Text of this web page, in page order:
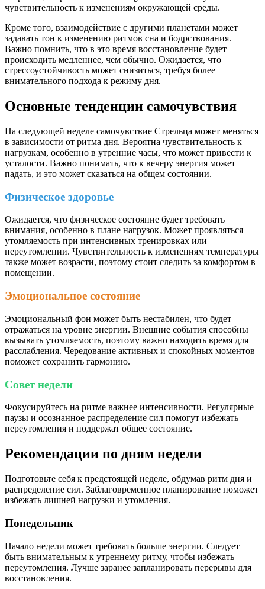
чувствительность к изменениям окружающей среды.
Кроме того, взаимодействие с другими планетами может
задавать тон к изменению ритмов сна и бодрствования.
Важно помнить, что в это время восстановление будет
происходить медленнее, чем обычно. Ожидается, что
стрессоустойчивость может снизиться, требуя более
внимательного подхода к режиму дня.
Основные тенденции самочувствия
На следующей неделе самочувствие Стрельца может меняться
в зависимости от ритма дня. Вероятна чувствительность к
нагрузкам, особенно в утренние часы, что может привести к
усталости. Важно понимать, что к вечеру энергия может
падать, и это может сказаться на общем состоянии.
Физическое здоровье
Ожидается, что физическое состояние будет требовать
внимания, особенно в плане нагрузок. Может проявляться
утомляемость при интенсивных тренировках или
переутомлении. Чувствительность к изменениям температуры
также может возрасти, поэтому стоит следить за комфортом в
помещении.
Эмоциональное состояние
Эмоциональный фон может быть нестабилен, что будет
отражаться на уровне энергии. Внешние события способны
вызывать утомляемость, поэтому важно находить время для
расслабления. Чередование активных и спокойных моментов
поможет сохранить гармонию.
Совет недели
Фокусируйтесь на ритме важнее интенсивности. Регулярные
паузы и осознанное распределение сил помогут избежать
переутомления и поддержат общее состояние.
Рекомендации по дням недели
Подготовьте себя к предстоящей неделе, обдумав ритм дня и
распределение сил. Заблаговременное планирование поможет
избежать лишней нагрузки и утомления.
Понедельник
Начало недели может требовать больше энергии. Следует
быть внимательным к утреннему ритму, чтобы избежать
переутомления. Лучше заранее запланировать перерывы для
восстановления.